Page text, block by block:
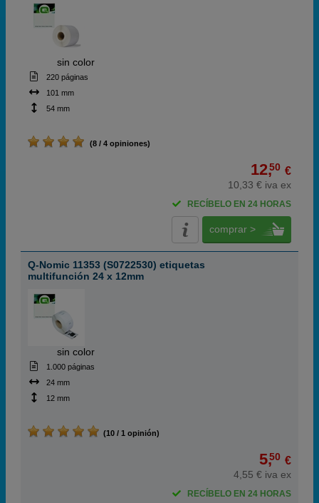
sin color
220 páginas
101 mm
54 mm
(8 / 4 opiniones)
12,50 €
10,33 € iva ex
RECÍBELO EN 24 HORAS
comprar >
Q-Nomic 11353 (S0722530) etiquetas
multifunción 24 x 12mm
sin color
1.000 páginas
24 mm
12 mm
(10 / 1 opinión)
5,50 €
4,55 € iva ex
RECÍBELO EN 24 HORAS